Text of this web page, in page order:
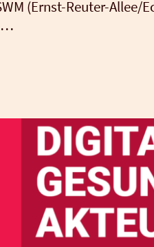
(Ernst-Reu­­ter-
…